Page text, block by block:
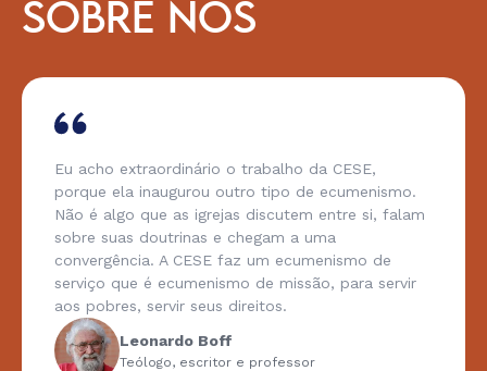
SOBRE NÓS
Eu acho extraordinário o trabalho da CESE,
porque ela inaugurou outro tipo de ecumenismo.
Não é algo que as igrejas discutem entre si, falam
sobre suas doutrinas e chegam a uma
convergência. A CESE faz um ecumenismo de
serviço que é ecumenismo de missão, para servir
aos pobres, servir seus direitos.
Leonardo Boff
Teólogo, escritor e professor